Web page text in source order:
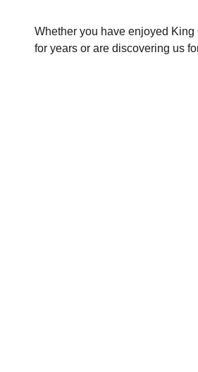
Whether you have enjoyed King
for years or are discovering us